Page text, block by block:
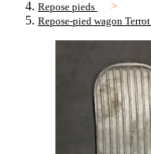
Repose pieds
Repose-pied wagon Terrot